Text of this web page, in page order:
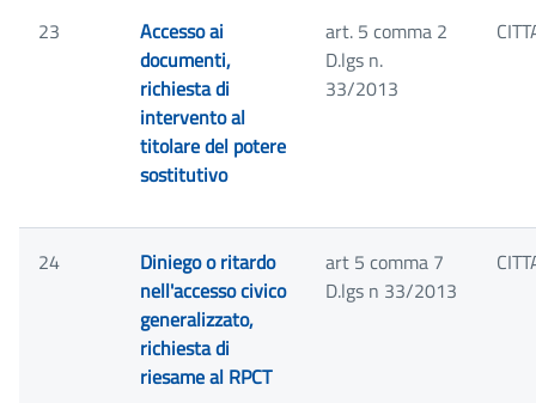
23
Accesso ai
documenti,
richiesta di
intervento al
titolare del potere
sostitutivo
art. 5 comma 2
D.lgs n.
33/2013
24
Diniego o ritardo
nell'accesso civico
generalizzato,
richiesta di
riesame al RPCT
art 5 comma 7
D.lgs n 33/2013